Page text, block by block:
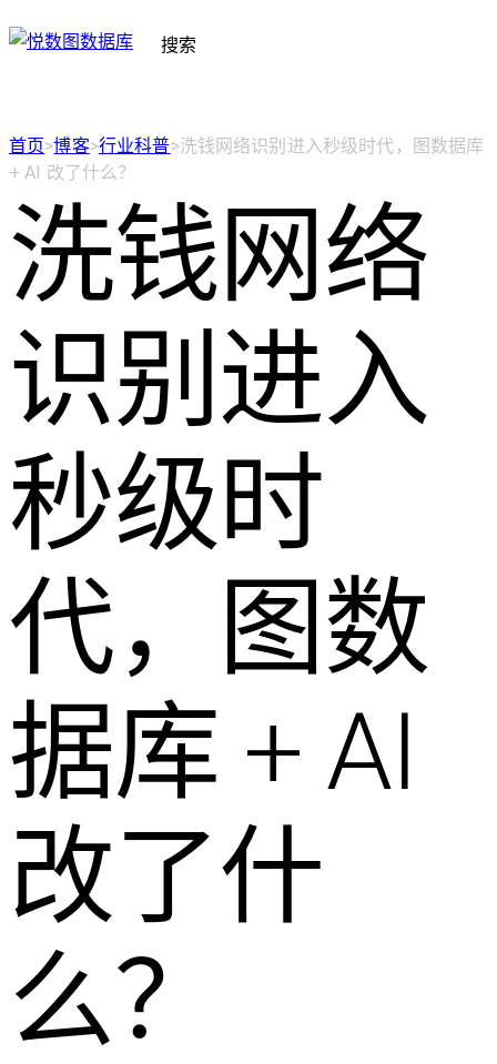
搜索
首页>博客>行业科普>洗钱网络识别进入秒级时代，图数据库
+ AI 改了什么？
洗钱网络
识别进入
秒级时
代，图数
据库 + AI
改了什
么？